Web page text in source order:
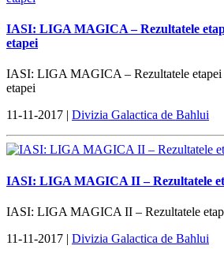
IASI: LIGA MAGICA – Rezultatele
etapei
IASI: LIGA MAGICA – Rezultatele etapei
etapei
11-11-2017 | Divizia Galactica de Bahlui
IASI: LIGA MAGICA II – Rezultatele
IASI: LIGA MAGICA II – Rezultatele
11-11-2017 | Divizia Galactica de Bahlui